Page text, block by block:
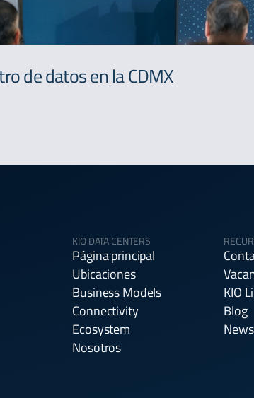
de datos en la CDMX
KIO DATA CENTERS
Página principal
Ubicaciones
Business Models
Connectivity
Ecosystem
Nosotros
KIO
Blog